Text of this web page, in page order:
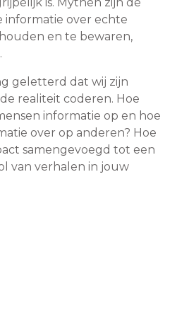
informatie over echte
en te bewaren,
geletterd dat wij zijn
realiteit coderen. Hoe
informatie op en hoe
over op anderen? Hoe
samengevoegd tot een
van verhalen in jouw